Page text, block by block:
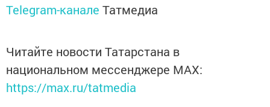
Telegram-канале Татмедиа
Читайте новости Татарстана в
национальном мессенджере MАХ:
https://max.ru/tatmedia